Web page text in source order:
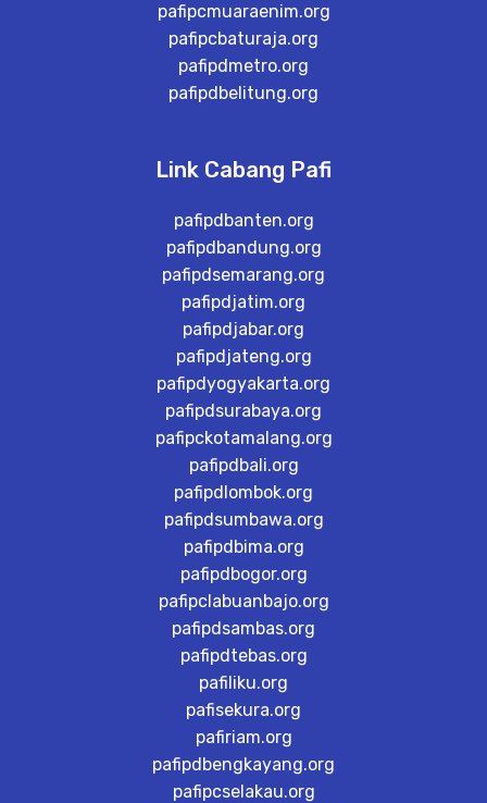
pafipcmuaraenim.org
pafipcbaturaja.org
pafipdmetro.org
pafipdbelitung.org
Link Cabang Pafi
pafipdbanten.org
pafipdbandung.org
pafipdsemarang.org
pafipdjatim.org
pafipdjabar.org
pafipdjateng.org
pafipdyogyakarta.org
pafipdsurabaya.org
pafipckotamalang.org
pafipdbali.org
pafipdlombok.org
pafipdsumbawa.org
pafipdbima.org
pafipdbogor.org
pafipclabuanbajo.org
pafipdsambas.org
pafipdtebas.org
pafiliku.org
pafisekura.org
pafiriam.org
pafipdbengkayang.org
pafipcselakau.org